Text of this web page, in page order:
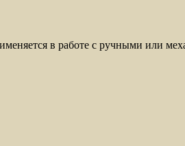
в работе с ручными или